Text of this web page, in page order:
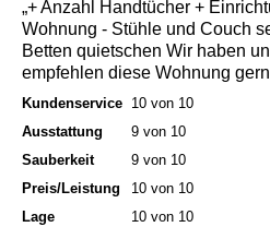
„+ Anzahl Handtücher +
Wohnung - Stühle und Couch
Betten quietschen Wir haben
empfehlen diese Wohnung gern
Kundenservice 10 von 10
Ausstattung
9 von 10
Sauberkeit
9 von 10
Preis/Leistung
10 von 10
Lage
10 von 10